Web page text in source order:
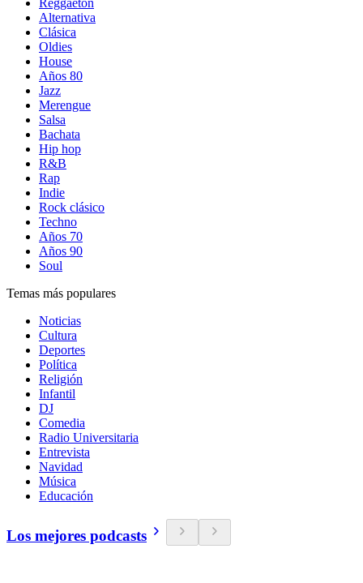
Reggaetón
Alternativa
Clásica
Oldies
House
Años 80
Jazz
Merengue
Salsa
Bachata
Hip hop
R&B
Rap
Indie
Rock clásico
Techno
Años 70
Años 90
Soul
Temas más populares
Noticias
Cultura
Deportes
Política
Religión
Infantil
DJ
Comedia
Radio Universitaria
Entrevista
Navidad
Música
Educación
Los mejores podcasts